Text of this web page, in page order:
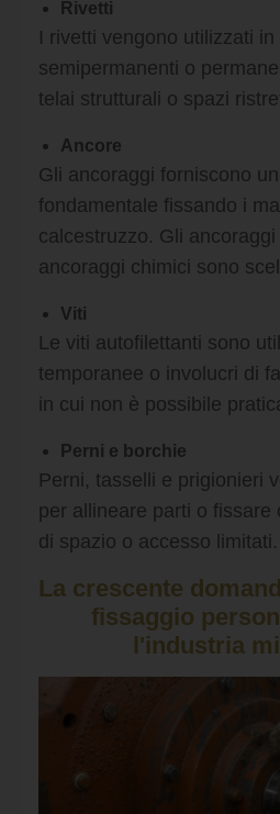
Rivetti
I rivetti vengono utilizzati in
semipermanenti o
telai strutturali o spazi
Ancore
Gli ancoraggi forniscono
fondamentale fissando i
calcestruzzo. Gli
ancoraggi chimici sono
Viti
Le viti autofilettanti sono
temporanee o involucri di
in cui non è possibile
Perni e borchie
Perni, tasselli e prigionieri
per allineare parti o fissare
di spazio o accesso limitati.
La crescente
fissaggio
l'industria